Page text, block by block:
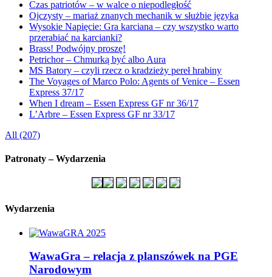
Czas patriotów – w walce o niepodległość
Ojczysty – mariaż znanych mechanik w służbie języka
Wysokie Napięcie: Gra karciana – czy wszystko warto
przerabiać na karcianki?
Brass! Podwójny proszę!
Petrichor – Chmurką być albo Aura
MS Batory – czyli rzecz o kradzieży pereł hrabiny
The Voyages of Marco Polo: Agents of Venice – Essen
Express 37/17
When I dream – Essen Express GF nr 36/17
L’Arbre – Essen Express GF nr 33/17
All (207)
Patronaty – Wydarzenia
Wydarzenia
WawaGra – relacja z planszówek na PGE
Narodowym